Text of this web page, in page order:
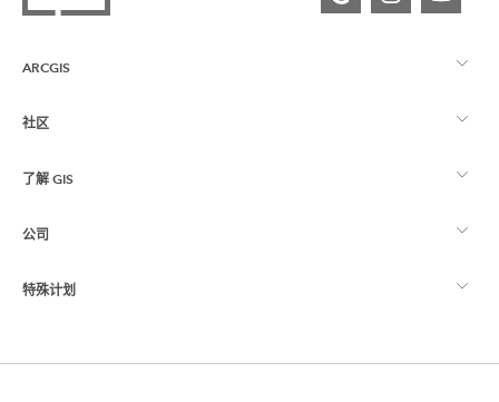
ARCGIS
ArcGIS 概览
制图
社区
Esri 社区
ArcGIS 博客
了解 GIS
什么是 GIS？
位置智能
培训
公司
关于 Esri
特殊计划